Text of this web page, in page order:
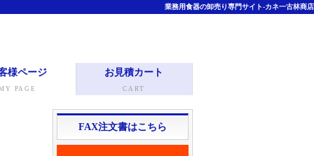
業務用食器の卸売り専門サイト-カネ一古林商店
様ページ
PAGE
お見積カート
CART
FAX注文書はこちら